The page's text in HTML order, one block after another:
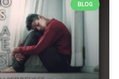
BLOG